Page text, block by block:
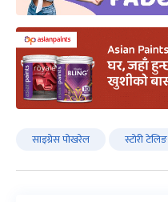
साइग्रेस पोखरेल स्टोरी टेलिङ